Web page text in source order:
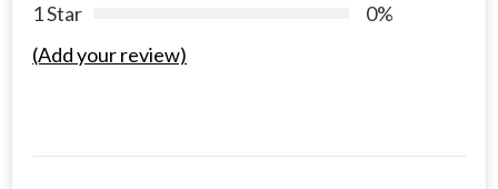
1 Star
0%
(Add your review)